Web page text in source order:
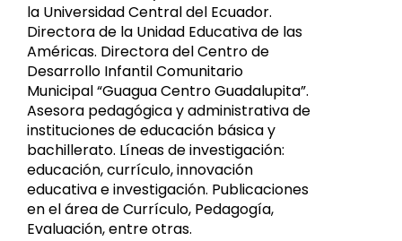
la Universidad Central del Ecuador.
Directora de la Unidad Educativa de las
Américas. Directora del Centro de
Desarrollo Infantil Comunitario
Municipal “Guagua Centro Guadalupita”.
Asesora pedagógica y administrativa de
instituciones de educación básica y
bachillerato. Líneas de investigación:
educación, currículo, innovación
educativa e investigación. Publicaciones
en el área de Currículo, Pedagogía,
Evaluación, entre otras.